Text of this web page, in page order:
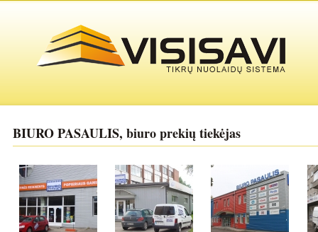
BIURO PASAULIS, biuro prekių tiekėjas